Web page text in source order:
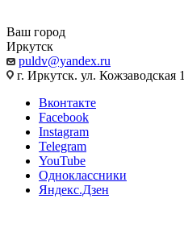
Ваш город
Иркутск
puldv@yandex.ru
г. Иркутск. ул. Кожзаводская 1
Вконтакте
Facebook
Instagram
Telegram
YouTube
Одноклассники
Яндекс.Дзен